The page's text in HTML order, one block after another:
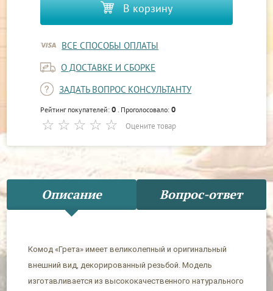
В корзину
ВСЕ СПОСОБЫ ОПЛАТЫ
О ДОСТАВКЕ И СБОРКЕ
ЗАДАТЬ ВОПРОС КОНСУЛЬТАНТУ
Рейтинг покупателей:0 . Проголосовало:0
Оцените товар
Описание Вопрос-ответ
Комод «Грета» имеет великолепный и оригинальный
внешний вид, декорированный резьбой. Модель
изготавливается из высококачественного натурального